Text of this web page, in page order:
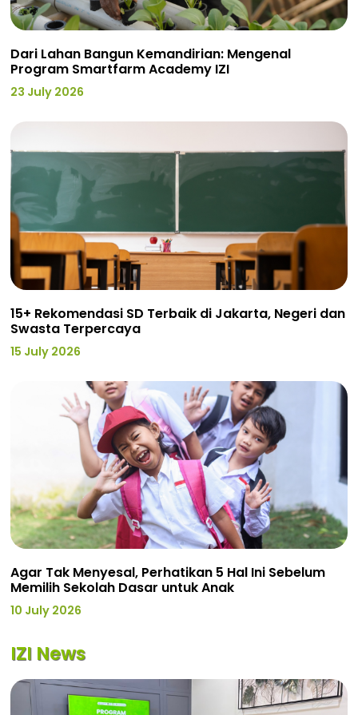
Dari Lahan Bangun Kemandirian: Mengenal
Program Smartfarm Academy IZI
23 July 2026
15+ Rekomendasi SD Terbaik di Jakarta, Negeri dan
Swasta Terpercaya
15 July 2026
Agar Tak Menyesal, Perhatikan 5 Hal Ini Sebelum
Memilih Sekolah Dasar untuk Anak
10 July 2026
IZI News